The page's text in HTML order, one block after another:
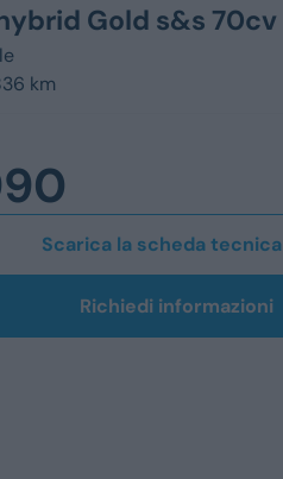
Gold s&s 70cv
km
Scarica la scheda tecnica
Richiedi informazioni